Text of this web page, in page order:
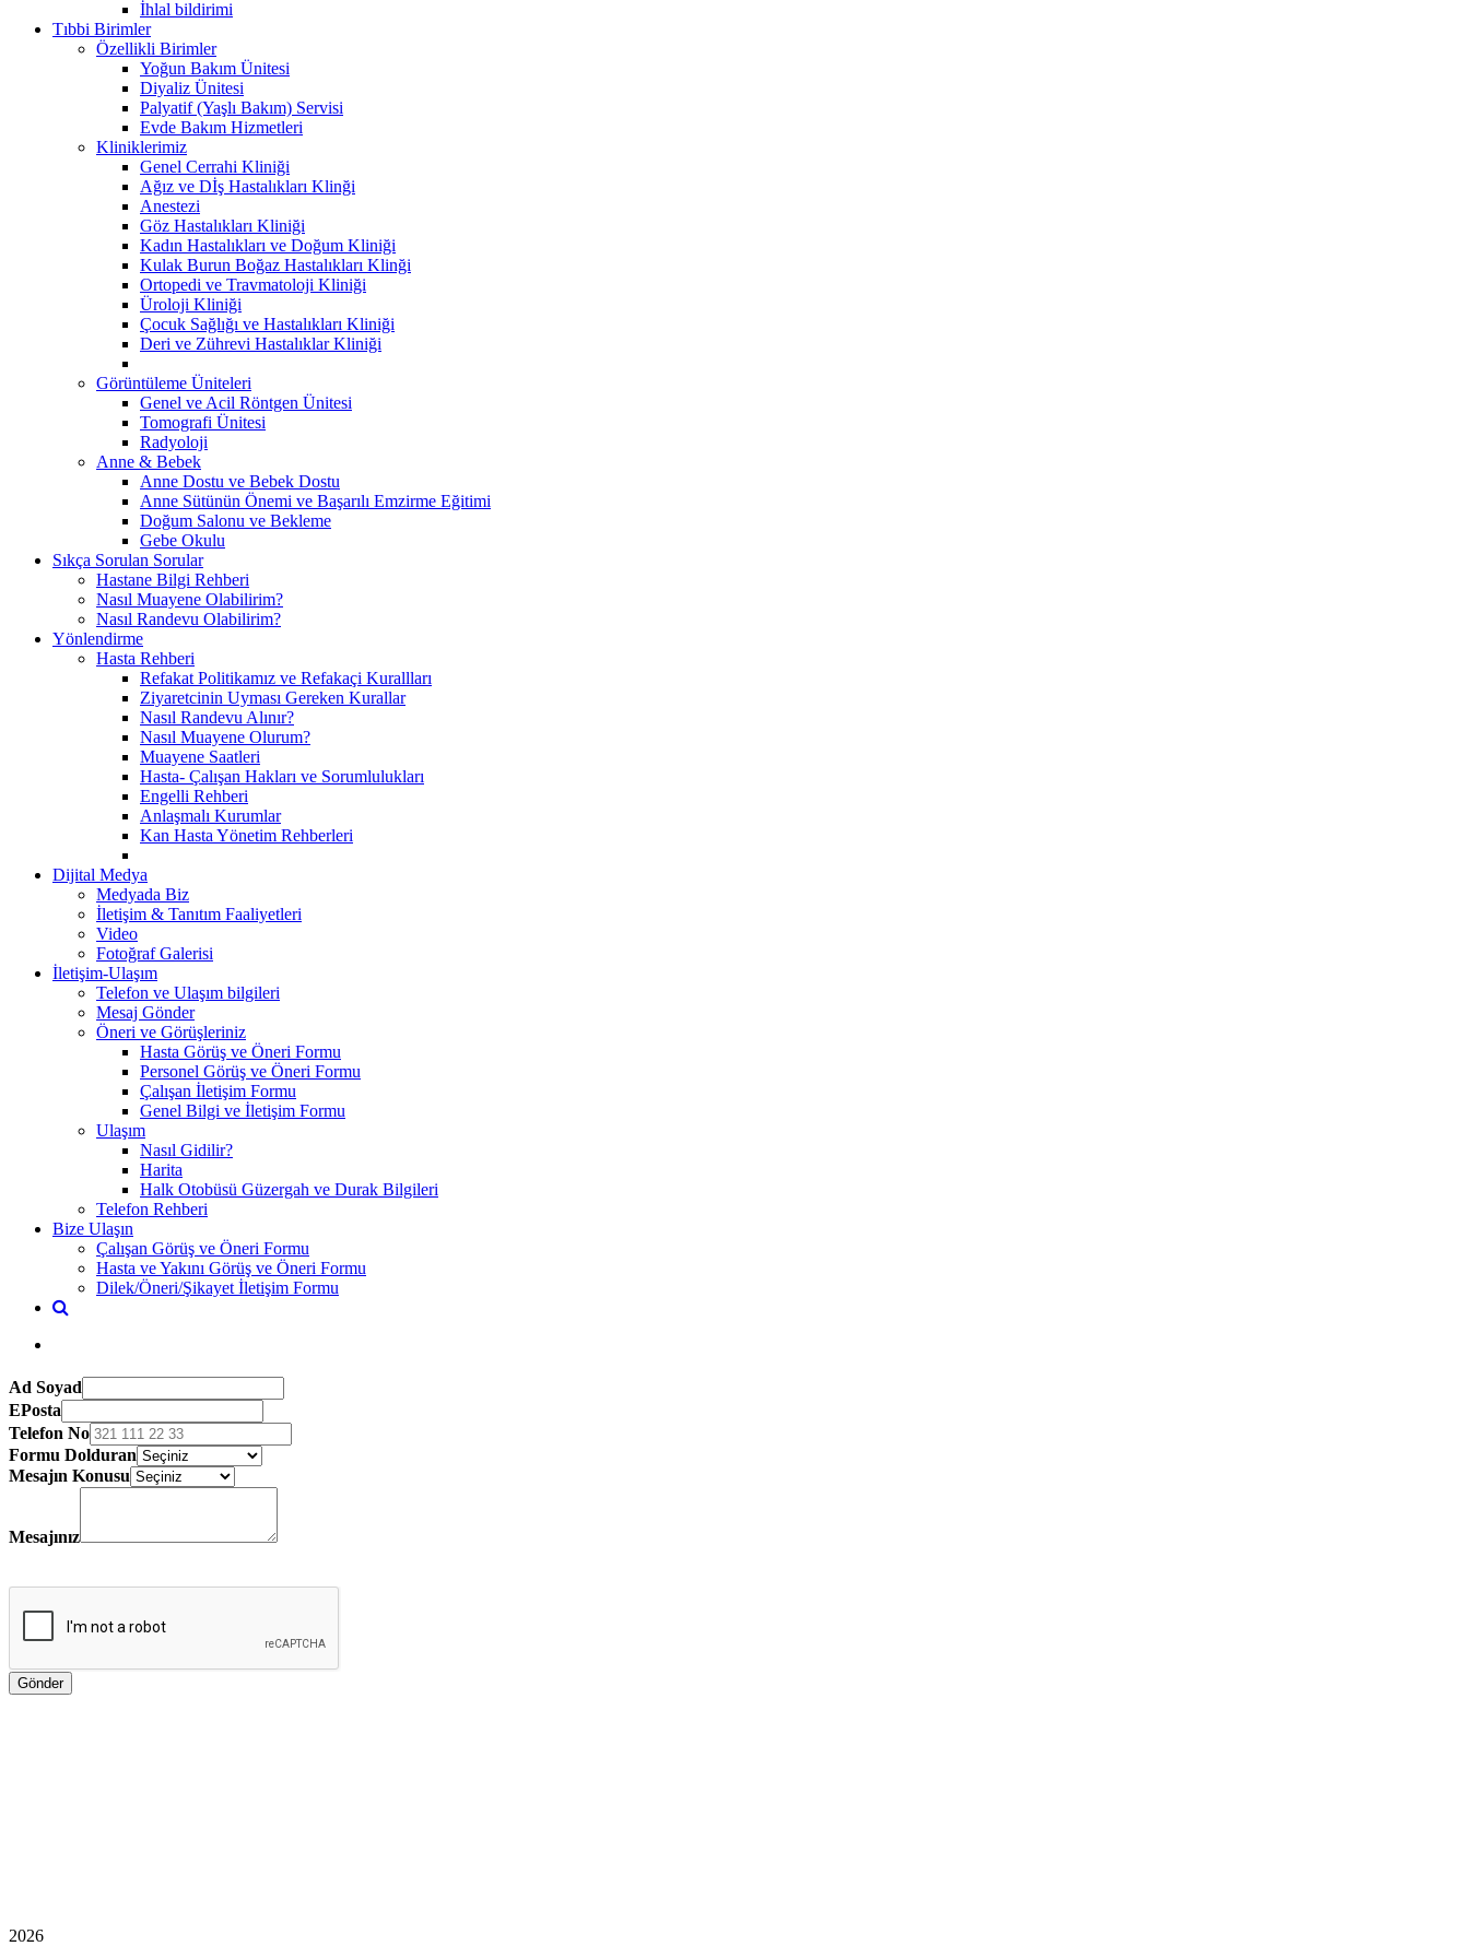
İhlal bildirimi
Tıbbi Birimler
Özellikli Birimler
Yoğun Bakım Ünitesi
Diyaliz Ünitesi
Palyatif (Yaşlı Bakım) Servisi
Evde Bakım Hizmetleri
Kliniklerimiz
Genel Cerrahi Kliniği
Ağız ve Dİş Hastalıkları Klinği
Anestezi
Göz Hastalıkları Kliniği
Kadın Hastalıkları ve Doğum Kliniği
Kulak Burun Boğaz Hastalıkları Klinği
Ortopedi ve Travmatoloji Kliniği
Üroloji Kliniği
Çocuk Sağlığı ve Hastalıkları Kliniği
Deri ve Zührevi Hastalıklar Kliniği
Görüntüleme Üniteleri
Genel ve Acil Röntgen Ünitesi
Tomografi Ünitesi
Radyoloji
Anne & Bebek
Anne Dostu ve Bebek Dostu
Anne Sütünün Önemi ve Başarılı Emzirme Eğitimi
Doğum Salonu ve Bekleme
Gebe Okulu
Sıkça Sorulan Sorular
Hastane Bilgi Rehberi
Nasıl Muayene Olabilirim?
Nasıl Randevu Olabilirim?
Yönlendirme
Hasta Rehberi
Refakat Politikamız ve Refakaçi Kurallları
Ziyaretcinin Uyması Gereken Kurallar
Nasıl Randevu Alınır?
Nasıl Muayene Olurum?
Muayene Saatleri
Hasta- Çalışan Hakları ve Sorumlulukları
Engelli Rehberi
Anlaşmalı Kurumlar
Kan Hasta Yönetim Rehberleri
Dijital Medya
Medyada Biz
İletişim & Tanıtım Faaliyetleri
Video
Fotoğraf Galerisi
İletişim-Ulaşım
Telefon ve Ulaşım bilgileri
Mesaj Gönder
Öneri ve Görüşleriniz
Hasta Görüş ve Öneri Formu
Personel Görüş ve Öneri Formu
Çalışan İletişim Formu
Genel Bilgi ve İletişim Formu
Ulaşım
Nasıl Gidilir?
Harita
Halk Otobüsü Güzergah ve Durak Bilgileri
Telefon Rehberi
Bize Ulaşın
Çalışan Görüş ve Öneri Formu
Hasta ve Yakını Görüş ve Öneri Formu
Dilek/Öneri/Şikayet İletişim Formu
Ad Soyad
EPosta
Telefon No
Formu Dolduran
Mesajın Konusu
Mesajınız
2026